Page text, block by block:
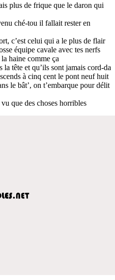
plus de frique que le daron qui
ché-tou il fallait rester en
c’est celui qui a le plus de flair
équipe cavale avec tes nerfs
haine comme ça
la tête et qu’ils sont jamais cord-da
à cinq cent le pont neuf huit
le bât’, on t’embarque pour délit
que des choses horribles